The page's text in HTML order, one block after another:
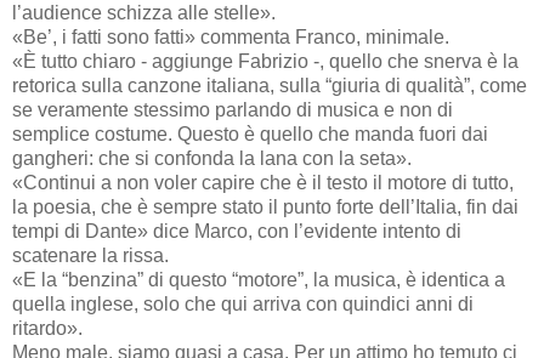
l’audience schizza alle stelle».
«Be’, i fatti sono fatti» commenta Franco, minimale.
«È tutto chiaro - aggiunge Fabrizio -, quello che snerva è la
retorica sulla canzone italiana, sulla “giuria di qualità”, come
se veramente stessimo parlando di musica e non di
semplice costume. Questo è quello che manda fuori dai
gangheri: che si confonda la lana con la seta».
«Continui a non voler capire che è il testo il motore di tutto,
la poesia, che è sempre stato il punto forte dell’Italia, fin dai
tempi di Dante» dice Marco, con l’evidente intento di
scatenare la rissa.
«E la “benzina” di questo “motore”, la musica, è identica a
quella inglese, solo che qui arriva con quindici anni di
ritardo».
Meno male, siamo quasi a casa. Per un attimo ho temuto ci